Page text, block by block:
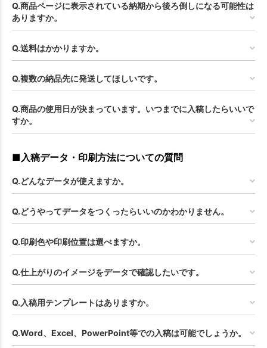
Q.商品ページに表示されている納期から後ろ倒しになる可能性は
ありますか。
Q.送料はかかりますか。
Q.複数の納品先に発送してほしいです。
Q.商品の使用日が決まっています。いつまでに入稿したらいいで
すか。
■入稿データ・印刷方法についての質問
Q.どんなデータが使えますか。
Q.どうやってデータをつくったらいいのかわかりません。
Q.印刷色や印刷位置は選べますか。
Q.仕上がりのイメージをデータで確認したいです。
Q.入稿用テンプレートはありますか。
Q.Word、Excel、PowerPoint等での入稿は可能でしょうか。